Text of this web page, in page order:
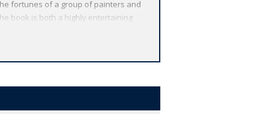
fortunes of a group of painters and
book is both a highly entertaining
the 'philanthropy' of an
introductions by leading